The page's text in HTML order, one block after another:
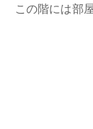
この階には部